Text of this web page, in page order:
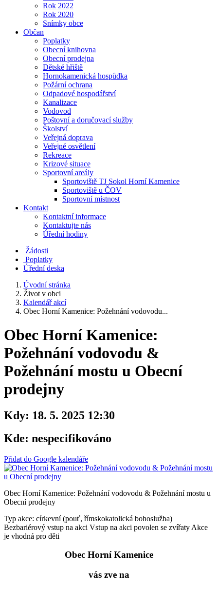
Rok 2022
Rok 2020
Snímky obce
Občan
Poplatky
Obecní knihovna
Obecní prodejna
Dětské hřiště
Hornokamenická hospůdka
Požární ochrana
Odpadové hospodářství
Kanalizace
Vodovod
Poštovní a doručovací služby
Školství
Veřejná doprava
Veřejné osvětlení
Rekreace
Krizové situace
Sportovní areály
Sportoviště TJ Sokol Horní Kamenice
Sportoviště u ČOV
Sportovní místnost
Kontakt
Kontaktní informace
Kontaktujte nás
Úřední hodiny
Žádosti
Poplatky
Úřední deska
Úvodní stránka
Život v obci
Kalendář akcí
Obec Horní Kamenice: Požehnání vodovodu...
Obec Horní Kamenice:
Požehnání vodovodu &
Požehnání mostu u Obecní
prodejny
Kdy: 18. 5. 2025 12:30
Kde: nespecifikováno
Přidat do Google kalendáře
Obec Horní Kamenice: Požehnání vodovodu & Požehnání mostu u
Obecní prodejny
Typ akce: církevní (pouť, římskokatolická bohoslužba)
Bezbariérový vstup na akci Vstup na akci povolen se zvířaty Akce
je vhodná pro děti
Obec Horní Kamenice
vás zve na